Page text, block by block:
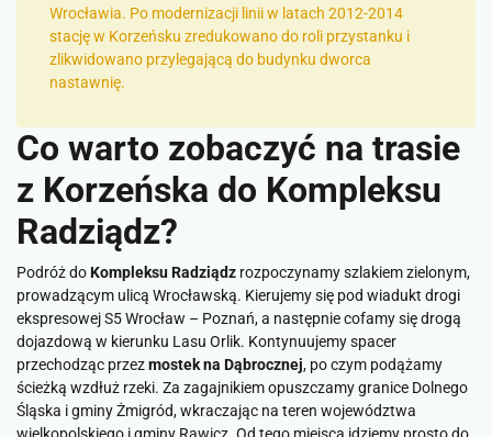
Wrocławia. Po modernizacji linii w latach 2012-2014
stację w Korzeńsku zredukowano do roli przystanku i
zlikwidowano przylegającą do budynku dworca
nastawnię.
Co warto zobaczyć na trasie
z Korzeńska do Kompleksu
Radziądz?
Podróż doKompleksu Radziądz rozpoczynamy szlakiem zielonym,
prowadzącym ulicą Wrocławską. Kierujemy się pod wiadukt drogi
ekspresowej S5 Wrocław – Poznań, a następnie cofamy się drogą
dojazdową w kierunku Lasu Orlik. Kontynuujemy spacer
przechodząc przezmostek na Dąbrocznej, po czym podążamy
ścieżką wzdłuż rzeki. Za zagajnikiem opuszczamy granice Dolnego
Śląska i gminy Żmigród, wkraczając na teren województwa